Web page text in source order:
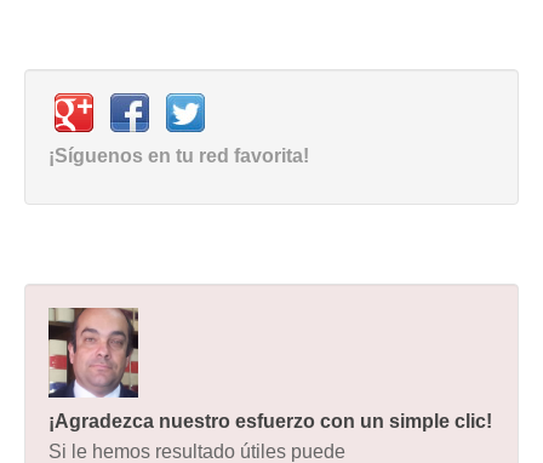
¡Síguenos en tu red favorita!
¡Agradezca nuestro esfuerzo con un simple clic!
Si le hemos resultado útiles puede